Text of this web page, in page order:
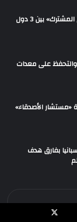
إبرام «اتفاقية مكة للدفاع المشترك» بين 3 دول
والتحفظ على معدات
دورة «مستشار الأصدقاء»
بفارق هدف